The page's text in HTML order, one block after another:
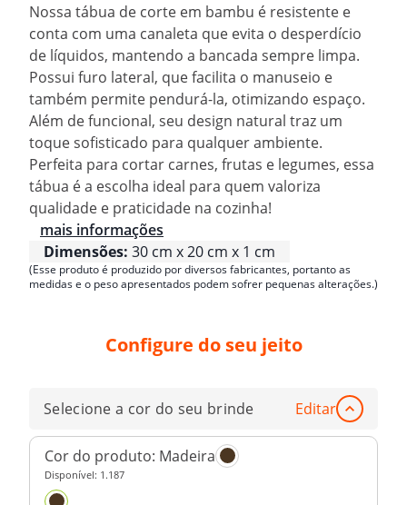
Nossa tábua de corte em bambu é resistente e
conta com uma canaleta que evita o desperdício
de líquidos, mantendo a bancada sempre limpa.
Possui furo lateral, que facilita o manuseio e
também permite pendurá-la, otimizando espaço.
Além de funcional, seu design natural traz um
toque sofisticado para qualquer ambiente.
Perfeita para cortar carnes, frutas e legumes, essa
tábua é a escolha ideal para quem valoriza
qualidade e praticidade na cozinha!
mais informações
Dimensões: 30 cm x 20 cm x 1 cm
(Esse produto é produzido por diversos fabricantes, portanto as
medidas e o peso apresentados podem sofrer pequenas alterações.)
Configure do seu jeito
Selecione a cor do seu brinde Editar
Cor do produto: Madeira
Disponível: 1.187